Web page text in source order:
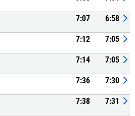
7:07 6:58
7:12 7:05
7:14 7:05
7:36 7:30
7:38 7:31